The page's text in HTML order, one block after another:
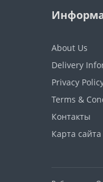
About Us
Delivery
Privacy
Terms &
Контакты
Карта сайта